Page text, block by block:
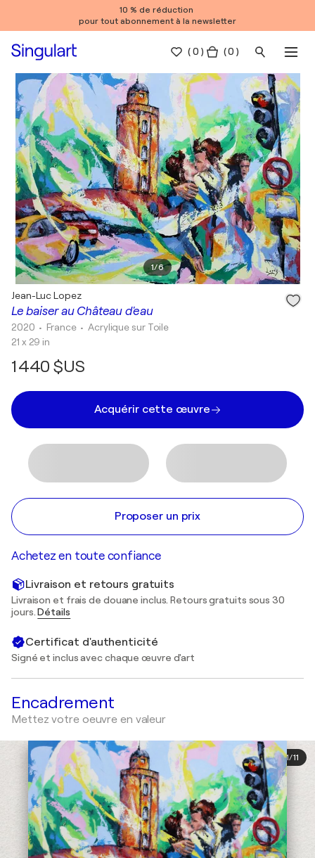
10 % de réduction
pour tout abonnement à la newsletter
(0 ) ( 0 )
1/6
Le baiser au Château d'eau
Jean-Luc Lopez
2020 • France •Acrylique sur Toile
21 x 29 in
1 440 $US
Acquérir cette œuvre
Proposer un prix
Achetez en toute confiance
Livraison et retours gratuits
Livraison et frais de douane inclus. Retours gratuits sous 30
jours.Détails
Certificat d'authenticité
Signé et inclus avec chaque œuvre d'art
Encadrement
Mettez votre oeuvre en valeur
1/11